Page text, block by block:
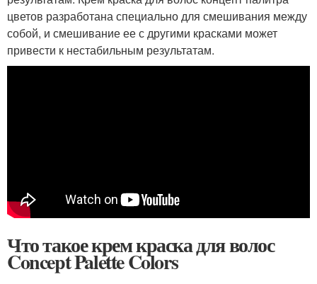
цветов разработана специально для смешивания между
собой, и смешивание ее с другими красками может
привести к нестабильным результатам.
Что такое крем краска для волос
Concept Palette Colors